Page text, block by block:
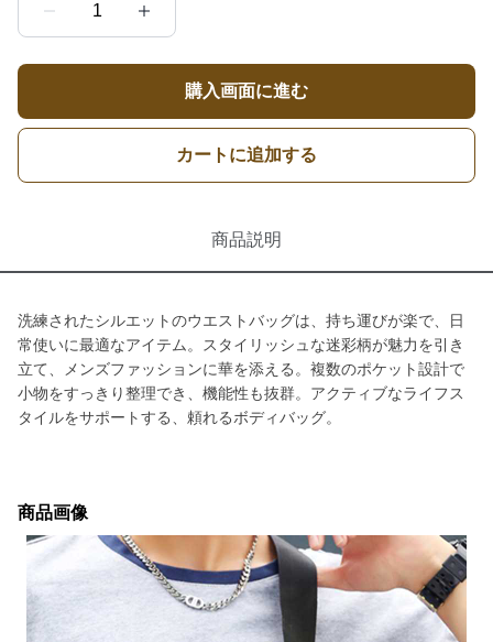
1
購入画面に進む
カートに追加する
商品説明
洗練されたシルエットのウエストバッグは、持ち運びが楽で、日
常使いに最適なアイテム。スタイリッシュな迷彩柄が魅力を引き
立て、メンズファッションに華を添える。複数のポケット設計で
小物をすっきり整理でき、機能性も抜群。アクティブなライフス
タイルをサポートする、頼れるボディバッグ。
商品画像